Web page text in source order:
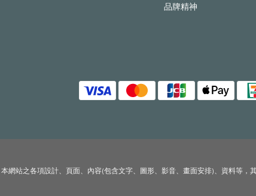
品牌精神
本網站之各項設計、頁面、內容(包含文字、圖形、影音、畫面安排)、資料等